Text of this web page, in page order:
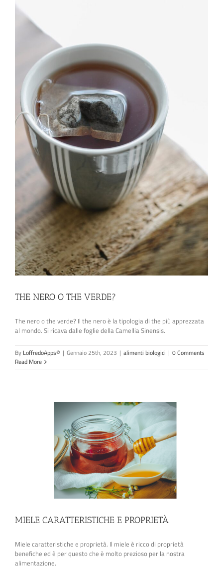
THE NERO O THE VERDE?
The nero o the verde? Il the nero è la tipologia di the più apprezzata
al mondo. Si ricava dalle foglie della Camellia Sinensis.
By LoffredoApps© | Gennaio 25th, 2023 | alimenti biologici | 0 Comments
Read More
MIELE CARATTERISTICHE E PROPRIETÀ
Miele caratteristiche e proprietà. Il miele è ricco di proprietà
benefiche ed è per questo che è molto prezioso per la nostra
alimentazione.